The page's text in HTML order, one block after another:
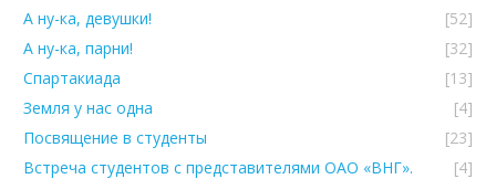
А ну-ка, девушки!
[52]
А ну-ка, парни!
[32]
Спартакиада
[13]
Земля у нас одна
[4]
Посвящение в студенты
[23]
Встреча студентов с представителями ОАО «ВНГ».
[4]